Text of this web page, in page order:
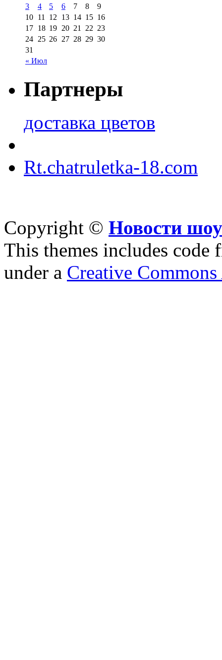
« Июл
3
4 5 6 7 8
9
10 11 12 13 14 15 16
17 18 19 20 21 22 23
24 25 26 27 28 29 30
31
Партнеры
доставка цветов
Rt.chatruletka-18.com
Copyright © Новости
This themes includes code
under a Creative